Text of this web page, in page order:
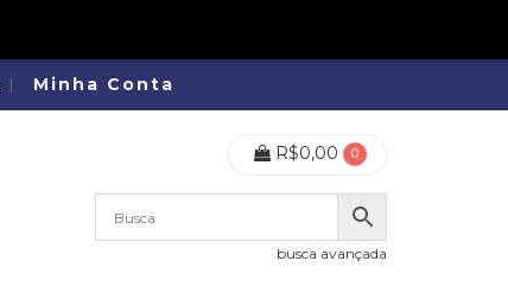
Minha Conta
R$0,00 0
busca avançada